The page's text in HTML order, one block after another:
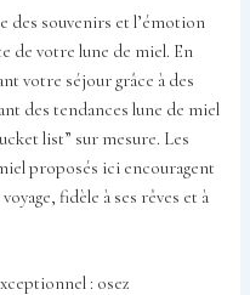
des souvenirs et l’émotion
de votre lune de miel. En
votre séjour grâce à des
des tendances lune de miel
list” sur mesure. Les
proposés ici encouragent
fidèle à ses rêves et à
: osez